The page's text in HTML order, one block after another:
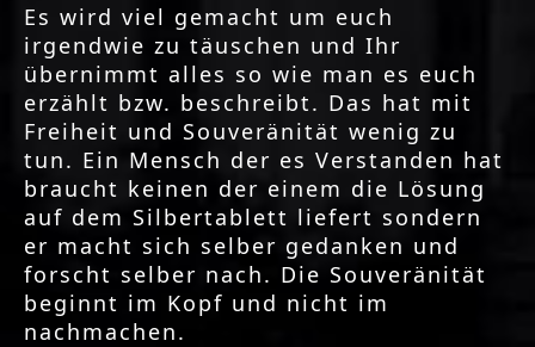
Es wird viel gemacht um euch
irgendwie zu täuschen und Ihr
übernimmt alles so wie man es euch
erzählt bzw. beschreibt. Das hat mit
Freiheit und Souveränität wenig zu
tun. Ein Mensch der es Verstanden hat
braucht keinen der einem die Lösung
auf dem Silbertablett liefert sondern
er macht sich selber gedanken und
forscht selber nach. Die Souveränität
beginnt im Kopf und nicht im
nachmachen.